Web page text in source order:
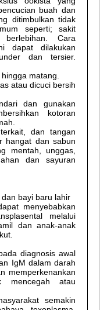
buah dan
ditimbulkan tidak
seperti; sakit
Cara
dapat dilakukan
dan tersier.
matang.
atau dicuci bersih
dan gunakan
kotoran
dan tangan
hangat dan sabun
mentah, unggas,
dan sayuran
bayi baru lahir
menyebabkan
melalui
dan anak‐anak
diagnosis awal
IgM dalam darah
memperkenankan
mencegah atau
semakin